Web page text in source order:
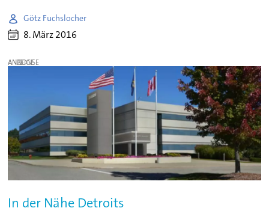
Götz Fuchslocher
8. März 2016
ANZEIGE
In der Nähe Detroits